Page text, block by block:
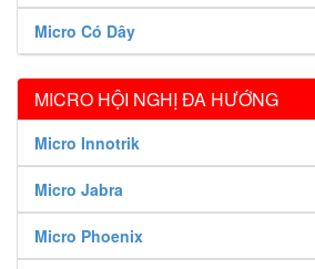
Micro Có Dây
MICRO HỘI NGHỊ ĐA HƯỚNG
Micro Innotrik
Micro Jabra
Micro Phoenix